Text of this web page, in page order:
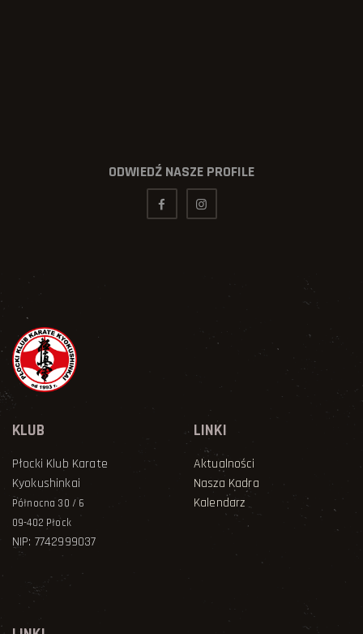
ODWIEDŹ NASZE PROFILE
KLUB
Płocki Klub Karate
Kyokushinkai
Północna 30 / 6
09-402 Płock
NIP: 7742999037
LINKI
Aktualności
Nasza Kadra
Kalendarz